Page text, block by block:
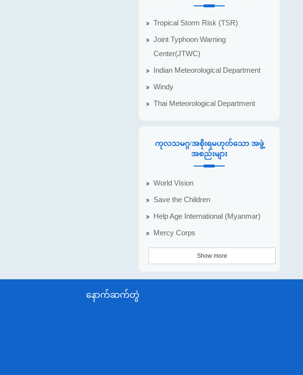
Tropical Storm Risk (TSR)
Joint Typhoon Warning
Center(JTWC)
Indian Meteorological Department
Windy
Thai Meteorological Department
ကုလသမဂ္ဂ/အစိုးရမဟုတ်သော အဖွဲ့
အစည်းများ
World Vision
Save the Children
Help Age International (Myanmar)
Mercy Corps
Show more
နောက်ဆက်တွဲ